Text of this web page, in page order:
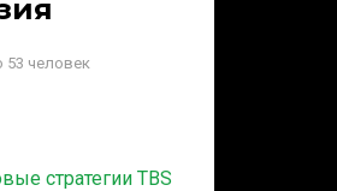
53 человек
стратегии TBS